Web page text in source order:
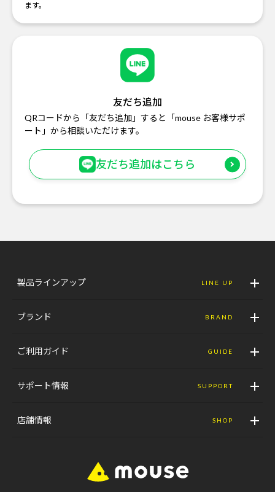
ます。
友だち追加
QRコードから「友だち追加」すると「mouse お客様サポ
ート」から相談いただけます。
友だち追加はこちら
製品ラインアップ LINE UP
ブランド BRAND
ご利用ガイド GUIDE
サポート情報 SUPPORT
店舗情報 SHOP